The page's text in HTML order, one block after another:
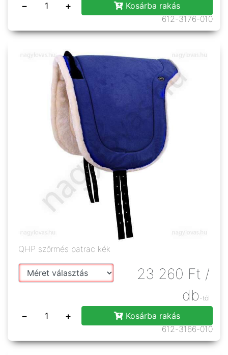
− +
Kosárba rakás
612-3176-010
QHP szőrmés patrac kék
23 260 Ft /
db -tól
− +
Kosárba rakás
612-3166-010